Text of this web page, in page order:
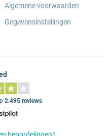
Algemene voorwaarden
Gegevensinstellingen
2.495 reviews
beoordelingen?